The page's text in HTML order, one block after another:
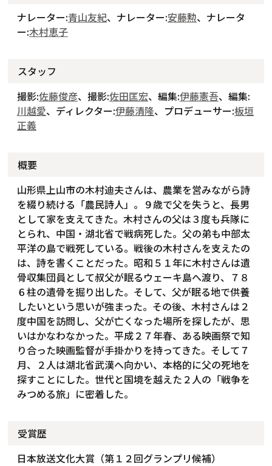
ナレーター:青山友紀、ナレーター:安藤勲、ナレータ
ー:木村恵子
スタッフ
撮影:佐藤俊彦、撮影:佐田匡宏、編集:伊藤憲吾、編集:
川越愛、ディレクター:伊藤清隆、プロデューサー:板垣
正義
概要
山形県上山市の木村迪夫さんは、農業を営みながら詩
を綴り続ける「農民詩人」。９歳で父を失うと、長男
として家を支えてきた。木村さんの父は３度も兵隊に
とられ、中国・湖北省で戦病死した。父の弟も中部太
平洋の島で戦死している。戦後の木村さんを支えたの
は、詩を書くことだった。昭和５１年に木村さんは遺
骨収集団員として叔父が眠るウェーキ島へ渡り、７８
６柱の遺骨を掘り出した。そして、父が眠る地で供養
したいという思いが強まった。その後、木村さんは２
度中国を訪問し、父が亡くなった場所を探したが、思
いはかなわなかった。平成２７年春、ある映画祭で知
り合った映画監督が手掛かりを持ってきた。そして７
月、２人は湖北省武漢へ向かい、本格的に父の死地を
探すことにした。世代と国境を越えた２人の「戦争を
みつめる旅」に密着した。
受賞歴
日本放送文化大賞（第１２回グランプリ候補）